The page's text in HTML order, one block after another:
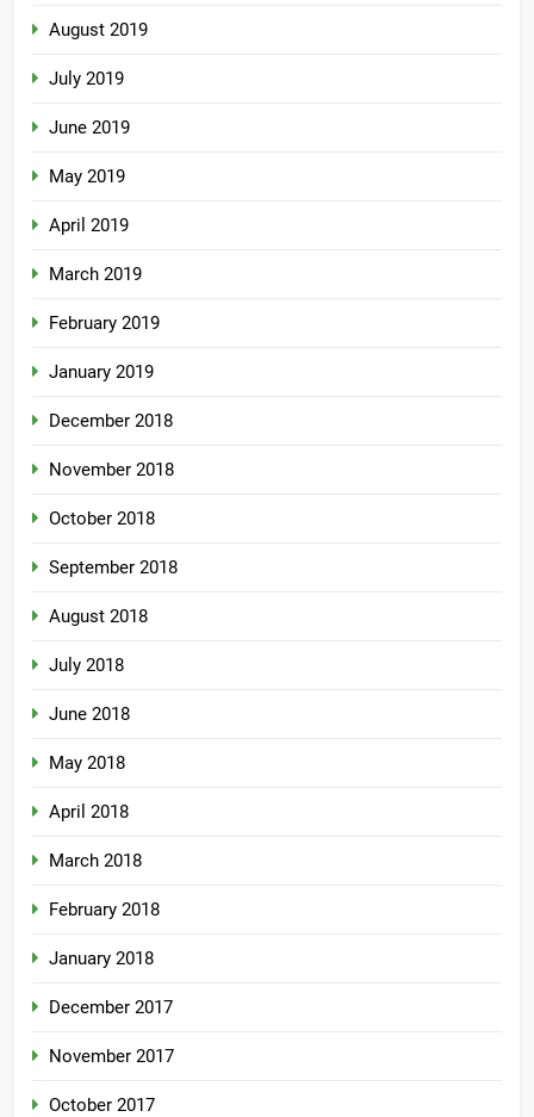
August 2019
July 2019
June 2019
May 2019
April 2019
March 2019
February 2019
January 2019
December 2018
November 2018
October 2018
September 2018
August 2018
July 2018
June 2018
May 2018
April 2018
March 2018
February 2018
January 2018
December 2017
November 2017
October 2017